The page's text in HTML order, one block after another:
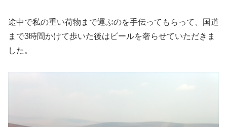
途中で私の重い荷物まで運ぶのを手伝ってもらって、国道
まで3時間かけて歩いた後はビールを奢らせていただきま
した。